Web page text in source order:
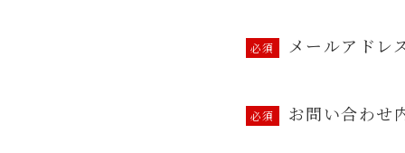
メールアドレ
お問い合わせ